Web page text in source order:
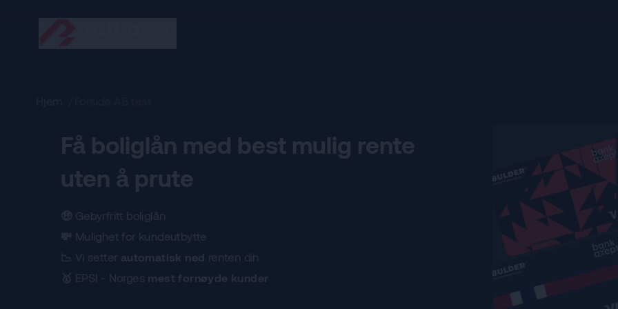
Få boliglån med best mulig rente
uten å prute
🤑 Gebyrfritt boliglån
💸 Mulighet for kundeutbytte
📉 Vi setter automatisk ned renten din
🥇 EPSI - Norges mest fornøyde kunder